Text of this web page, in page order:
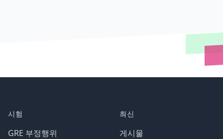
시험
GRE 부정행위
최신
게시물